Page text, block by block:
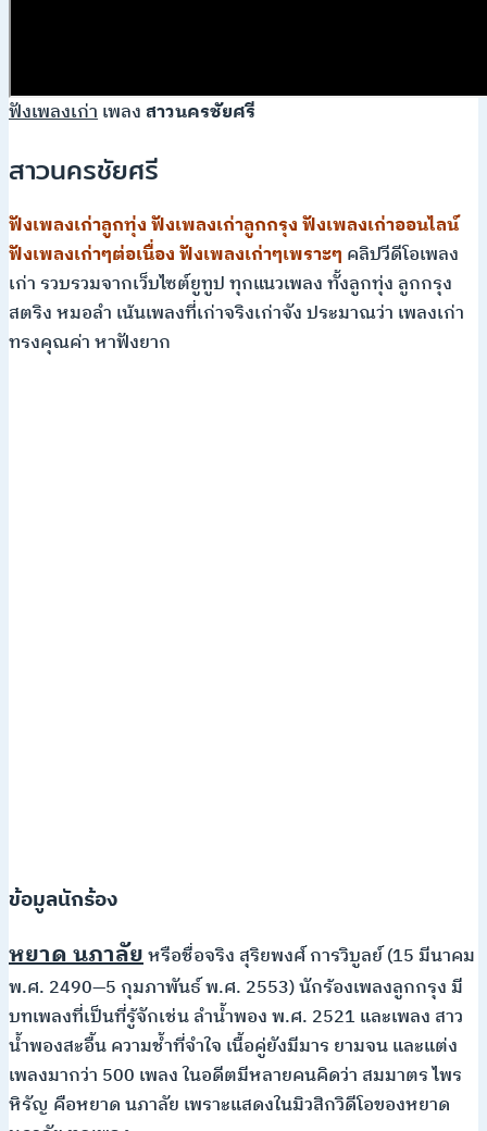
ฟังเพลงเก่าเพลงสาวนครชัยศรี
สาวนครชัยศรี
ฟังเพลงเก่าลูกทุ่งฟังเพลงเก่าลูกกรุงฟังเพลงเก่าออนไลน์
ฟังเพลงเก่าๆต่อเนื่องฟังเพลงเก่าๆเพราะๆ คลิปวีดีโอเพลง
เก่า รวบรวมจากเว็บไซต์ยูทูป ทุกแนวเพลง ทั้งลูกทุ่ง ลูกกรุง
สตริง หมอลำ เน้นเพลงที่เก่าจริงเก่าจัง ประมาณว่า เพลงเก่า
ทรงคุณค่า หาฟังยาก
ข้อมูลนักร้อง
หยาด นภาลัยหรือชื่อจริง สุริยพงศ์ การวิบูลย์ (15 มีนาคม
พ.ศ. 2490—5 กุมภาพันธ์ พ.ศ. 2553) นักร้องเพลงลูกกรุง มี
บทเพลงที่เป็นที่รู้จักเช่น ลำน้ำพอง พ.ศ. 2521 และเพลง สาว
น้ำพองสะอื้น ความช้ำที่จำใจ เนื้อคู่ยังมีมาร ยามจน และแต่ง
เพลงมากว่า 500 เพลง ในอดีตมีหลายคนคิดว่า สมมาตร ไพร
หิรัญ คือหยาด นภาลัย เพราะแสดงในมิวสิกวิดีโอของหยาด